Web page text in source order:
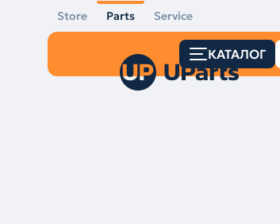
Store Parts Service
КАТАЛОГ